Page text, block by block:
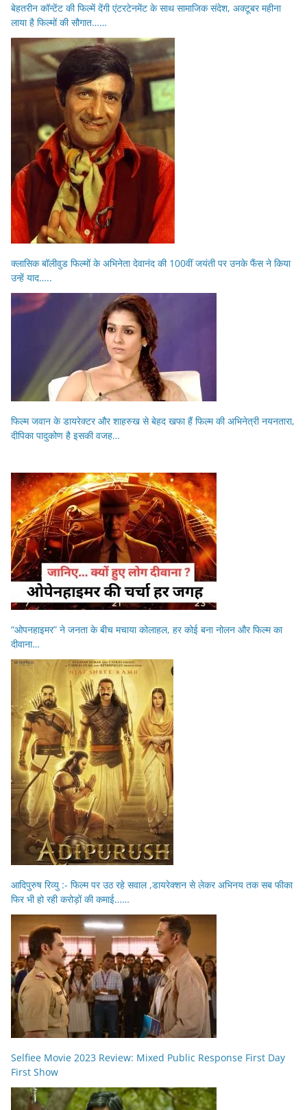
बेहतरीन कॉन्टेंट की फिल्में देंगी एंटरटेनमेंट के साथ सामाजिक संदेश, अक्टूबर महीना
लाया है फिल्मों की सौगात……
क्लासिक बॉलीवुड फिल्मों के अभिनेता देवानंद की 100वीं जयंती पर उनके फैंस ने किया
उन्हें याद…..
फिल्म जवान के डायरेक्टर और शाहरुख से बेहद खफा हैं फिल्म की अभिनेत्री नयनतारा,
दीपिका पादुकोण है इसकी वजह…
“ओपनहाइमर” ने जनता के बीच मचाया कोलाहल, हर कोई बना नोलन और फिल्म का
दीवाना…
आदिपुरुष रिव्यु :- फिल्म पर उठ रहे सवाल ,डायरेक्शन से लेकर अभिनय तक सब फीका
फिर भी हो रही करोड़ों की कमाई……
Selfiee Movie 2023 Review: Mixed Public Response First Day
First Show